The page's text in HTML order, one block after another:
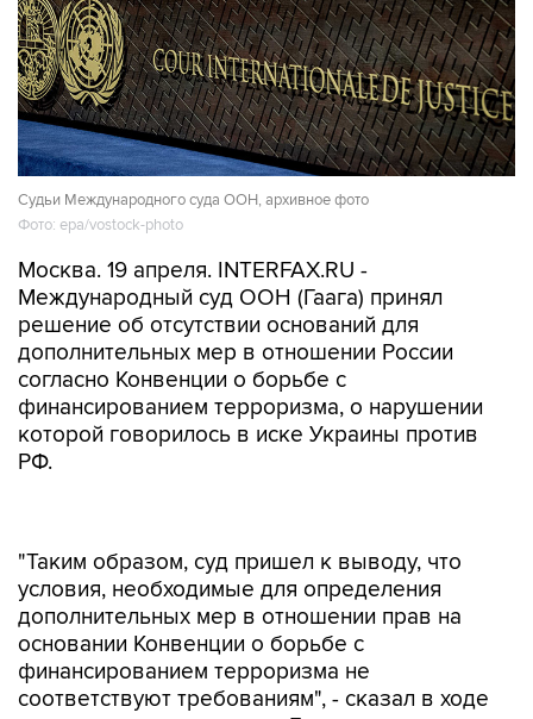
Судьи Международного суда ООН, архивное фото
Фото: epa/vostock-photo
Москва. 19 апреля. INTERFAX.RU -
Международный суд ООН (Гаага) принял
решение об отсутствии оснований для
дополнительных мер в отношении России
согласно Конвенции о борьбе с
финансированием терроризма, о нарушении
которой говорилось в иске Украины против
РФ.
дополнительных мер в отношении прав на
основании Конвенции о борьбе с
финансированием терроризма не
соответствуют требованиям", - сказал в ходе
заседания суда в среду в Гааге его
председатель Ронни Абрахам.